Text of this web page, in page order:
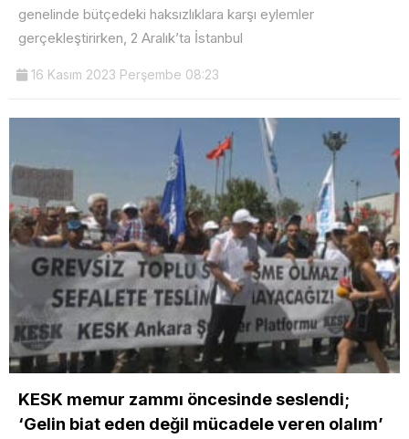
genelinde bütçedeki haksızlıklara karşı eylemler
gerçekleştirirken, 2 Aralık’ta İstanbul
16 Kasım 2023 Perşembe 08:23
KESK memur zammı öncesinde seslendi;
‘Gelin biat eden değil mücadele veren olalım’